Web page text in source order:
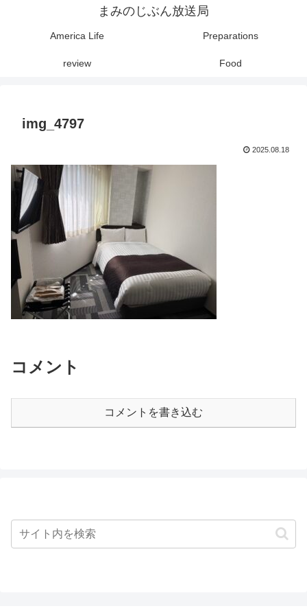
まみのじぶん放送局
America Life Preparations
review Food
img_4797
2025.08.18
コメント
コメントを書き込む